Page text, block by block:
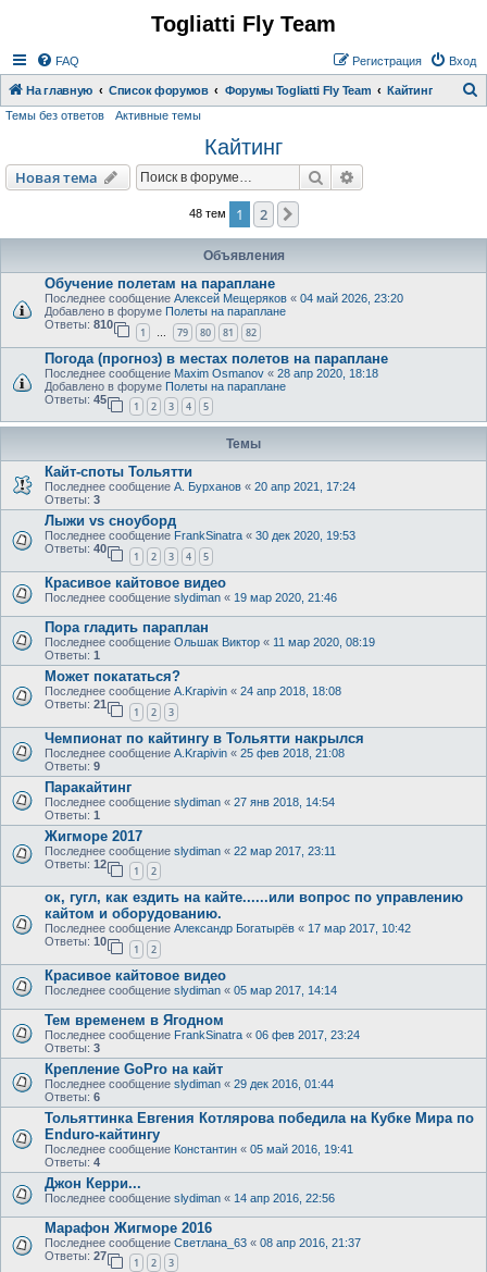
Togliatti Fly Team
FAQ Вход
Регистрация
На главную Список форумов Форумы Togliatti Fly Team Кайтинг
Темы без ответов Активные темы
Кайтинг
Новая тема
Новаятема Поиск
48 тем 1 2
Объявления
Обучение полетам на параплане
Последнее сообщение Алексей Мещеряков « 04 май 2026, 23:20
Добавлено в форуме Полеты на параплане
Ответы: 810
1 … 79 80 81 82
Погода (прогноз) в местах полетов на параплане
Последнее сообщение Maxim Osmanov « 28 апр 2020, 18:18
Добавлено в форуме Полеты на параплане
Ответы: 45
1 2 3 4 5
Темы
Кайт-споты Тольятти
Последнее сообщение А. Бурханов « 20 апр 2021, 17:24
Ответы: 3
Лыжи vs сноуборд
Последнее сообщение FrankSinatra « 30 дек 2020, 19:53
Ответы: 40
1 2 3 4 5
Красивое кайтовое видео
Последнее сообщение slydiman « 19 мар 2020, 21:46
Пора гладить параплан
Последнее сообщение Ольшак Виктор « 11 мар 2020, 08:19
Ответы: 1
Может покататься?
Последнее сообщение A.Krapivin « 24 апр 2018, 18:08
Ответы: 21
1 2 3
Чемпионат по кайтингу в Тольятти накрылся
Последнее сообщение A.Krapivin « 25 фев 2018, 21:08
Ответы: 9
Паракайтинг
Последнее сообщение slydiman « 27 янв 2018, 14:54
Ответы: 1
Жигморе 2017
Последнее сообщение slydiman « 22 мар 2017, 23:11
Ответы: 12
1 2
ок, гугл, как ездить на кайте......или вопрос по управлению
кайтом и оборудованию.
Последнее сообщение Александр Богатырёв « 17 мар 2017, 10:42
Ответы: 10
1 2
Красивое кайтовое видео
Последнее сообщение slydiman « 05 мар 2017, 14:14
Тем временем в Ягодном
Последнее сообщение FrankSinatra « 06 фев 2017, 23:24
Ответы: 3
Крепление GoPro на кайт
Последнее сообщение slydiman « 29 дек 2016, 01:44
Ответы: 6
Тольяттинка Евгения Котлярова победила на Кубке Мира по
Enduro-кайтингу
Последнее сообщение Константин « 05 май 2016, 19:41
Ответы: 4
Джон Керри...
Последнее сообщение slydiman « 14 апр 2016, 22:56
Марафон Жигморе 2016
Последнее сообщение Светлана_63 « 08 апр 2016, 21:37
Ответы: 27
1 2 3